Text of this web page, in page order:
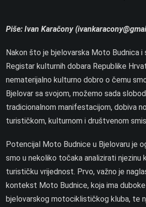
Piše: Ivan Karačony
Nakon što je bjelovarska Moto Budnica i
Registar kulturnih dobara Republike
nematerijalno kulturno dobro o čemu
Bjelovar sa svojom, možemo sada
tradicionalnom manifestacijom, dobiva
turističkom, kulturnom i društvenom
Potencijal Moto Budnice u Bjelovaru je
smo u nekoliko točaka analizirati njezinu
turističku vrijednost. Prvo, važno je
kontekst Moto Budnice, koja ima
bjelovarskog motociklističkog kluba, te